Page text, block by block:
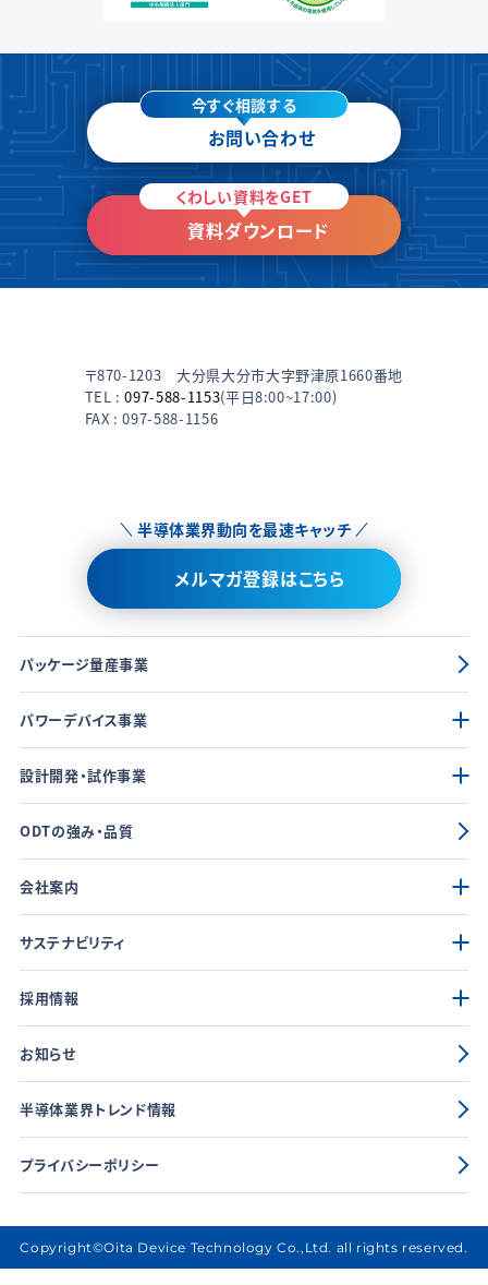
今すぐ相談する
お問い合わせ
くわしい資料をGET
資料ダウンロード
〒870-1203 大分県大分市大字野津原1660番地
TEL :097-588-1153(平日8:00~17:00)
FAX : 097-588-1156
半導体業界動向を最速キャッチ
メルマガ登録はこちら
パッケージ量産事業
パワーデバイス事業
設計開発・試作事業
ODTの強み・品質
会社案内
サステナビリティ
採用情報
お知らせ
半導体業界トレンド情報
プライバシーポリシー
Copyright©Oita Device Technology Co.,Ltd. all rights reserved.